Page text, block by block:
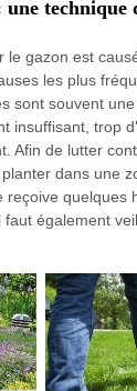
une technique
le gazon est
les plus
sont souvent
insuffisant, trop
Afin de lutter
dans une
reçoive quelques
également